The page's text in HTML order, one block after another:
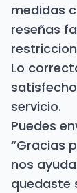
medidas
reseñas
Lo
servicio.
Puedes
“Gracias
nos
quedaste